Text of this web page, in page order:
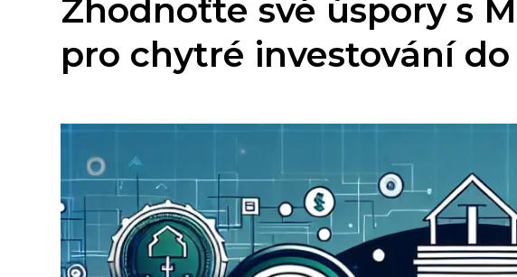
Zhodnoťte své úspory s
pro chytré investování